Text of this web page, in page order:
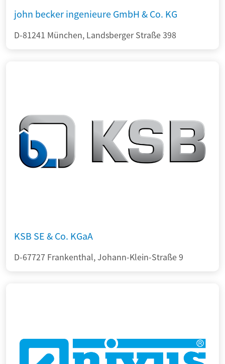
john becker ingenieure GmbH & Co. KG
D-81241 München, Landsberger Straße 398
KSB SE & Co. KGaA
D-67727 Frankenthal, Johann-Klein-Straße 9